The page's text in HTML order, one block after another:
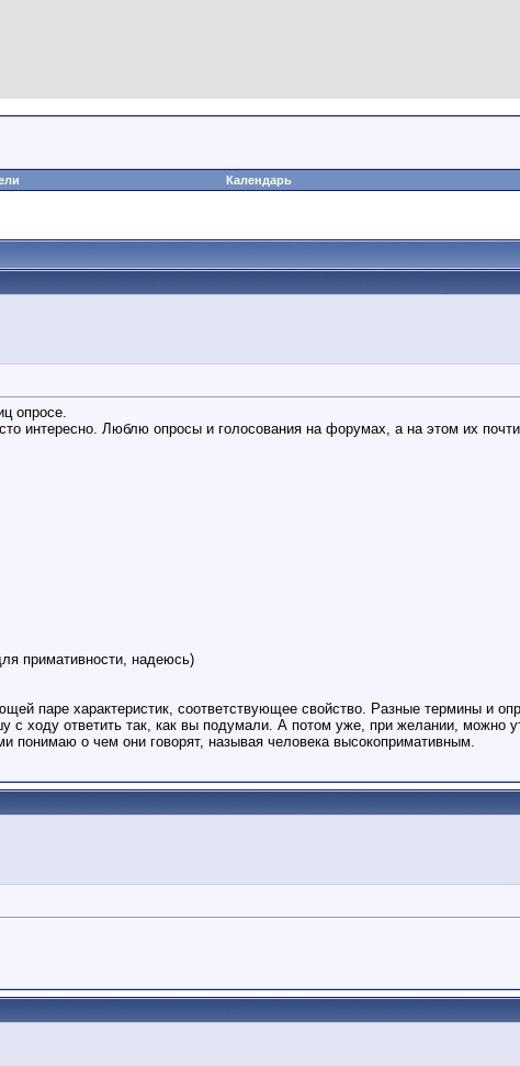
Календарь
опросе.
интересно. Люблю опросы и голосования на форумах, а на этом их почти
примативности, надеюсь)
паре характеристик, соответствующее свойство. Разные термины и
с ходу ответить так, как вы подумали. А потом уже, при желании, можно
понимаю о чем они говорят, называя человека высокопримативным.